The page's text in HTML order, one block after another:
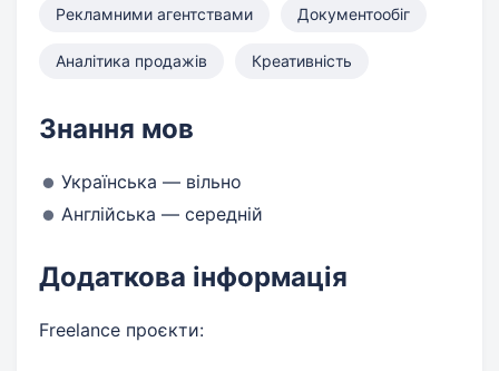
Рекламними агентствами Документообіг
Аналітика продажів Креативність
Знання мов
Українська — вільно
Англійська — середній
Додаткова інформація
Freelance проєкти: